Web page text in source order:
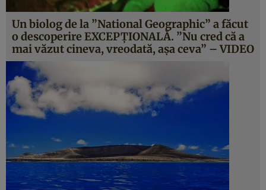
Un biolog de la ”National Geographic” a făcut
o descoperire EXCEPŢIONALĂ. ”Nu cred că a
mai văzut cineva, vreodată, aşa ceva” – VIDEO